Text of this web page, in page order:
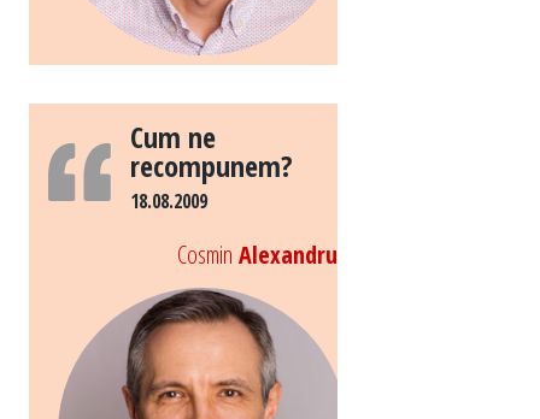
Cum ne
recompunem?
18.08.2009
Cosmin Alexandru